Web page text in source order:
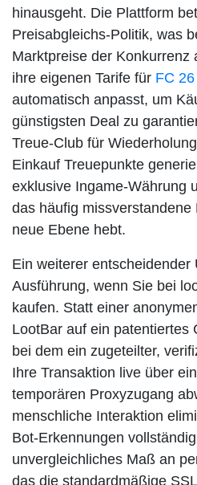
hinausgeht. Die Plattform
Preisabgleichs-Politik, was
Marktpreise der Konkurrenz
ihre eigenen Tarife für FC
automatisch anpasst, um
günstigsten Deal zu
Treue-Club für
Einkauf Treuepunkte
exklusive Ingame-Währung
das häufig
neue Ebene hebt.
Ein weiterer entscheidender
Ausführung, wenn Sie bei
kaufen. Statt einer
LootBar auf ein patentiertes
bei dem ein zugeteilter,
Ihre Transaktion live über
temporären Proxyzugang
menschliche Interaktion
Bot-Erkennungen
unvergleichliches Maß an
das die standardmäßige